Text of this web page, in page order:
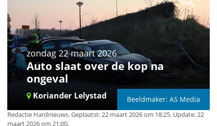
zondag 22 maart 2026
Auto slaat over de kop na
ongeval
Koriander Lelystad Beeldmaker: AS Media
Redactie Hardnieuws.Geplaatst: 22 maart 2026 om 18:25. Update: 22
maart 2026 om 21:00.